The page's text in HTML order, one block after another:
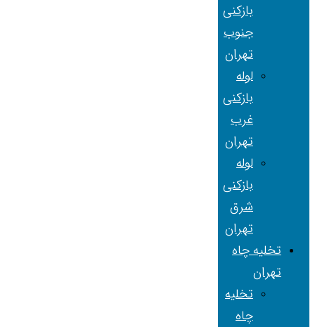
بازکنی
جنوب
تهران
لوله
بازکنی
غرب
تهران
لوله
بازکنی
شرق
تهران
تخلیه چاه
تهران
تخلیه
چاه